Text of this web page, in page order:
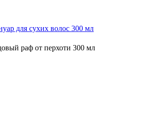
для сухих волос 300 мл